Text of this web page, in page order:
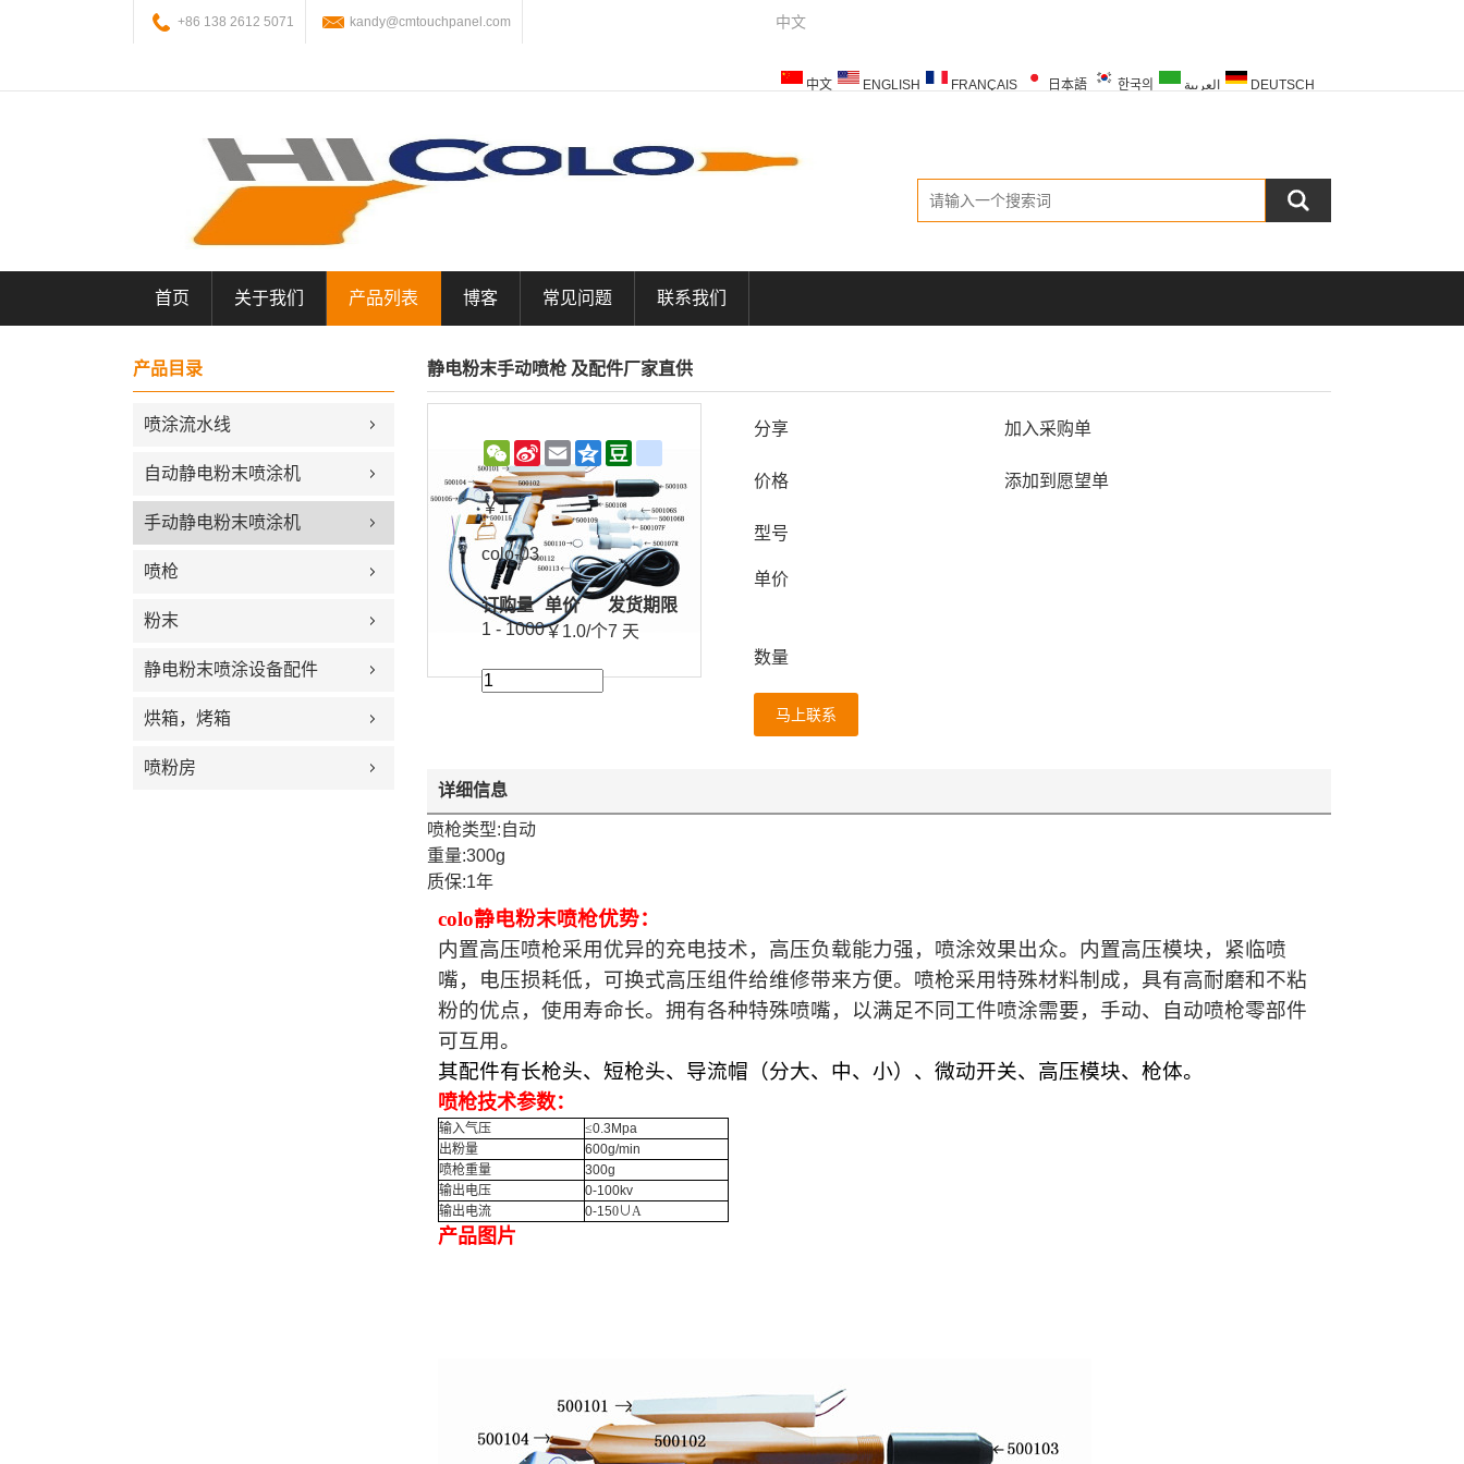
+86 138 2612 5071 kandy@cmtouchpanel.com 中文
中文 ENGLISH FRANÇAIS 日本語 한국의 العربية DEUTSCH
首页 关于我们 产品列表 博客 常见问题 联系我们
产品目录
喷涂流水线
自动静电粉末喷涂机
手动静电粉末喷涂机
喷枪
粉末
静电粉末喷涂设备配件
烘箱，烤箱
喷粉房
静电粉末手动喷枪 及配件厂家直供
分享
WeChat
Sina
Weibo
EmailQzone
价格
￥1
型号
colo-03
单价
订购量 单价
发货期限
1 - 1000￥ 1.0/个7 天
数量
加入采购单
马上联系
添加到愿望单
详细信息
喷枪类型:自动
重量:300g
质保:1年
colo静电粉末喷枪优势：
内置高压喷枪采用优异的充电技术，高压负载能力强，喷涂效果出众。内置高压模块，紧临喷
嘴，电压损耗低，可换式高压组件给维修带来方便。喷枪采用特殊材料制成，具有高耐磨和不粘
粉的优点，使用寿命长。拥有各种特殊喷嘴，以满足不同工件喷涂需要，手动、自动喷枪零部件
可互用。
其配件有长枪头、短枪头、导流帽（分大、中、小）、微动开关、高压模块、枪体。
喷枪技术参数：
输入气压 ≤0.3Mpa
出粉量
600g/min
喷枪重量
300g
输出电压
0-100kv
输出电流
0-150∪A
产品图片